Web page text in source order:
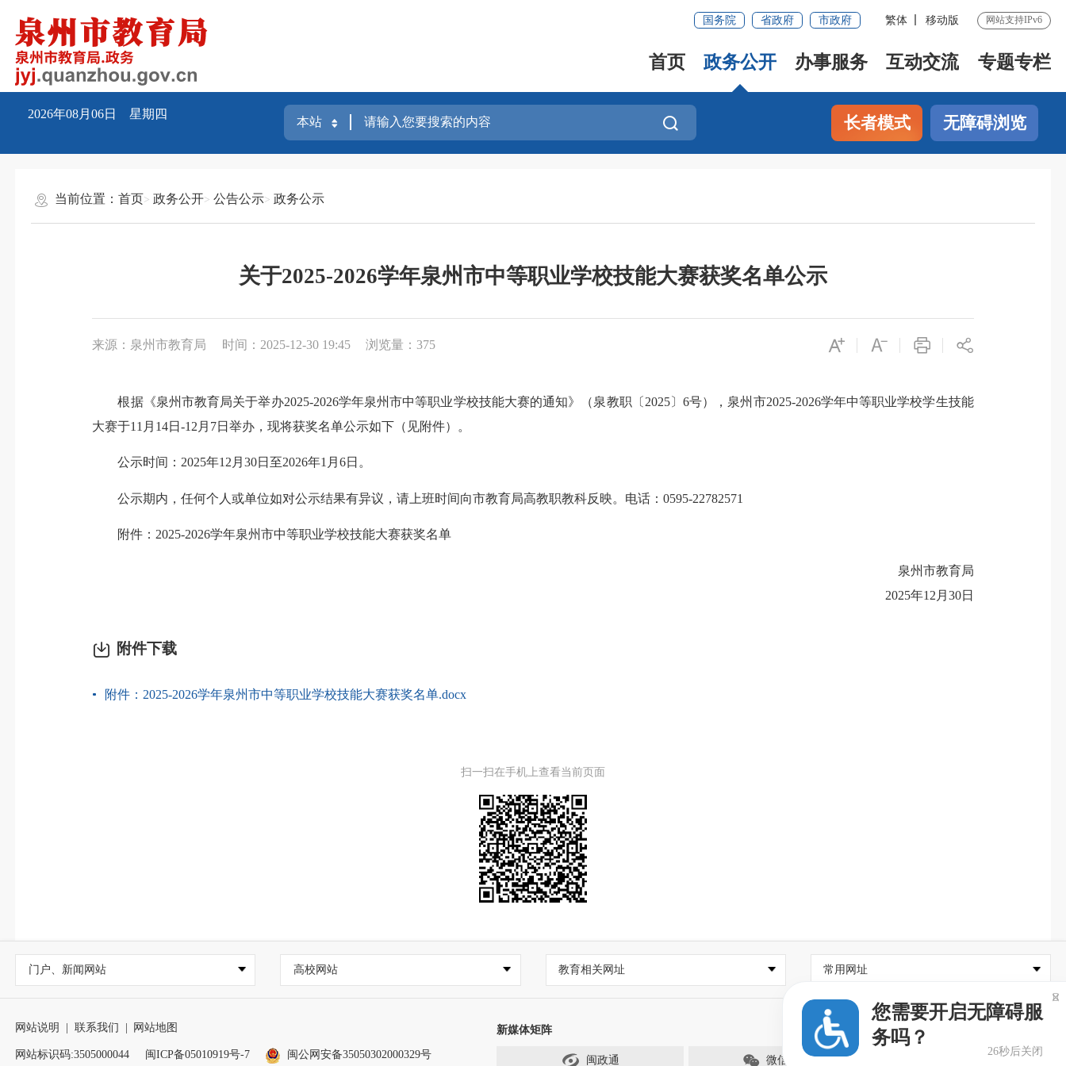
国务院 省政府 市政府 繁体 移动版 网站支持IPv6
首页 政务公开 办事服务 互动交流 专题专栏
2026年08月06日 星期四 长者模式 无障碍浏览
当前位置：首页 政务公开 公告公示 政务公示
关于2025-2026学年泉州市中等职业学校技能大赛获奖名单公示
来源：泉州市教育局 时间：2025-12-30 19:45 浏览量： 375
根据《泉州市教育局关于举办2025-2026学年泉州市中等职业学校技能大赛的通知》（泉教职〔2025〕6号），泉州市2025-2026学年中等职业学校学生技能
大赛于11月14日-12月7日举办，现将获奖名单公示如下（见附件）。
公示时间：2025年12月30日至2026年1月6日。
公示期内，任何个人或单位如对公示结果有异议，请上班时间向市教育局高教职教科反映。电话：0595-22782571
附件：2025-2026学年泉州市中等职业学校技能大赛获奖名单
泉州市教育局
2025年12月30日
附件下载
附件：2025-2026学年泉州市中等职业学校技能大赛获奖名单.docx
扫一扫在手机上查看当前页面
门户、新闻网站 高校网站 教育相关网址 常用网址
网站说明 联系我们 网站地图
网站标识码:3505000044 闽ICP备05010919号-7 闽公网安备35050302000329号
新媒体矩阵
闽政通 微信公众号
您需要开启无障碍服
务吗？
26秒后关闭
